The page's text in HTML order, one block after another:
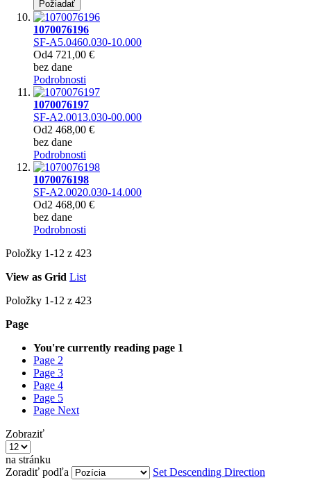
Požiadať
1070076196
SF-A5.0460.030-10.000
Od4 721,00 €
bez dane
Podrobnosti
1070076197
SF-A2.0013.030-00.000
Od2 468,00 €
bez dane
Podrobnosti
1070076198
SF-A2.0020.030-14.000
Od2 468,00 €
bez dane
Podrobnosti
Položky 1-12 z 423
View as Grid List
Položky 1-12 z 423
Page
You're currently reading page 1
Page 2
Page 3
Page 4
Page 5
Page Next
Zobraziť
na stránku
Zoradiť podľa
Set Descending Direction